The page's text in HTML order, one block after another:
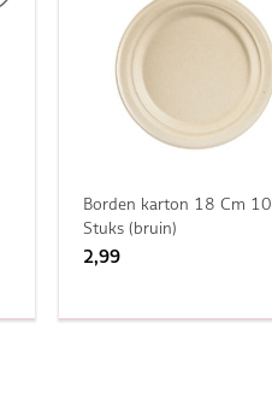
Borden karton 18 Cm 10
Stuks (bruin)
2,99